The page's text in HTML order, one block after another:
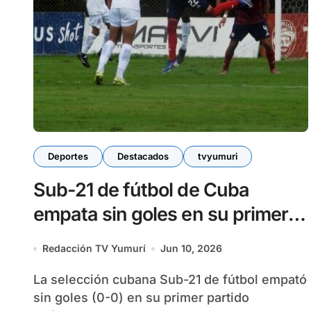
Deportes Destacados tvyumuri
Sub-21 de fútbol de Cuba
empata sin goles en su primer
amistoso en Costa Rica
Redacción TV Yumurí Jun 10, 2026
La selección cubana Sub-21 de fútbol empató
sin goles (0-0) en su primer partido